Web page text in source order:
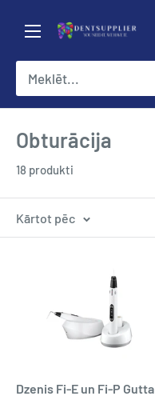
saturu
DentSupplier
Obturācija
18 produkti
Kārtot pēc
Dzenis Fi-E un Fi-P Gutta